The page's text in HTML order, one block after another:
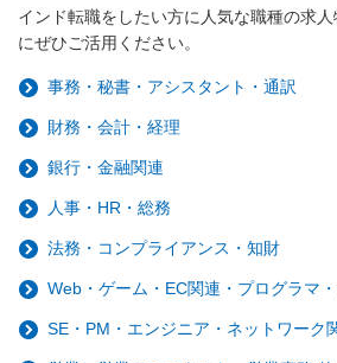
インド転職をしたい方に人気な職種の求
にぜひご活用ください。
事務・秘書・アシスタント・通訳
財務・会計・経理
銀行・金融関連
人事・HR・総務
法務・コンプライアンス・知財
Web・ゲーム・EC関連・プログラマ
SE・PM・エンジニア・ネットワーク